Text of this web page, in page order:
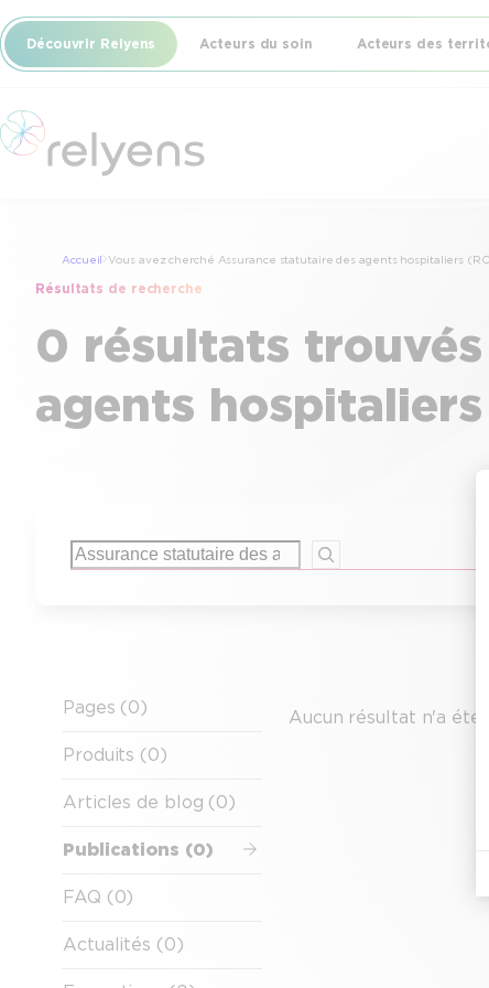
Découvrir Relyens Acteurs du soin Acteurs des
Accueil Vous avez cherché Assurance statutaire des agents hospitaliers
Résultats de recherche
0 résultats
agents
Rechercher
Pages (0)
Produits (0)
Articles de blog (0)
Publications (0)
FAQ (0)
Actualités (0)
Aucun résultat n'a été